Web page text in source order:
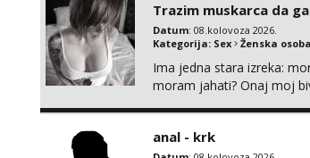
Trazim muskarca da
Datum: 08.kolovoza 2026.
Kategorija: Sex Ženska
Ima jedna stara izreka:
moram jahati? Onaj moj
anal - krk